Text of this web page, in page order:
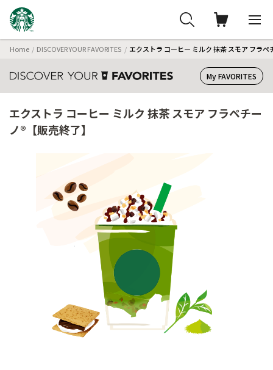
Home DISCOVER YOUR FAVORITES エクストラ コーヒー ミルク 抹茶 スモア フラ
My FAVORITES
エクストラ コーヒー ミルク 抹茶 スモア フラペチー
ノ®【販売終了】